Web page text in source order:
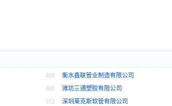
408
衡水鑫联管业制造有限公司
408
潍坊三通塑胶有限公司
512
深圳莱克斯软管有限公司